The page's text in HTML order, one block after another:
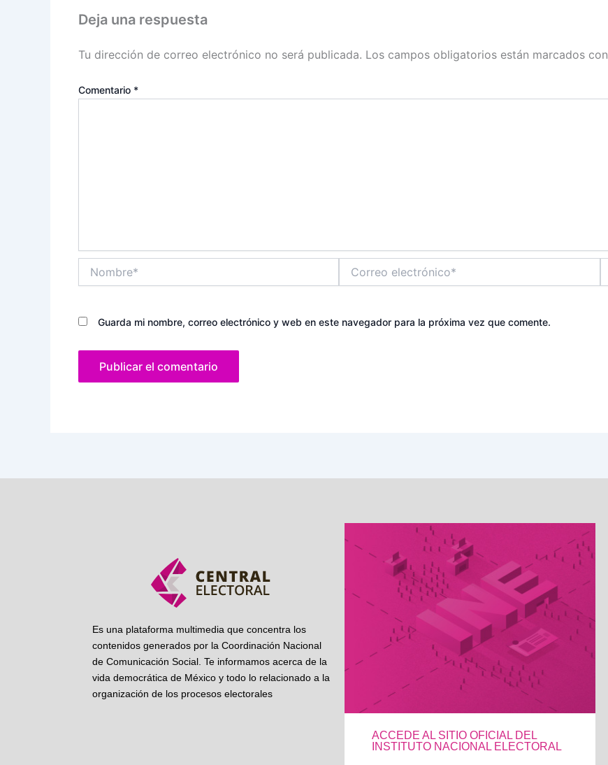
Deja una respuesta
Tu dirección de correo electrónico no será publicada. Los campos obligatorios están marcados con
Comentario *
electrónico*
Guarda mi nombre, correo electrónico y web en este navegador para la próxima vez que comente.
Es una plataforma multimedia que concentra los
contenidos generados por la Coordinación Nacional
de Comunicación Social. Te informamos acerca de la
vida democrática de México y todo lo relacionado a la
organización de los procesos electorales
ACCEDE AL SITIO OFICIAL DEL
INSTITUTO NACIONAL ELECTORAL